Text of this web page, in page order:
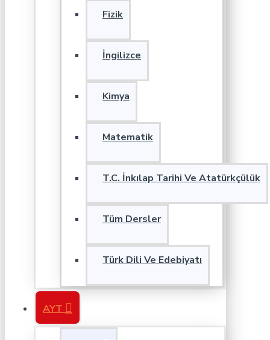
Fizik
İngilizce
Kimya
Matematik
T.C. İnkılap Tarihi Ve Atatürkçülük
Tüm Dersler
Türk Dili Ve Edebiyatı
AYT